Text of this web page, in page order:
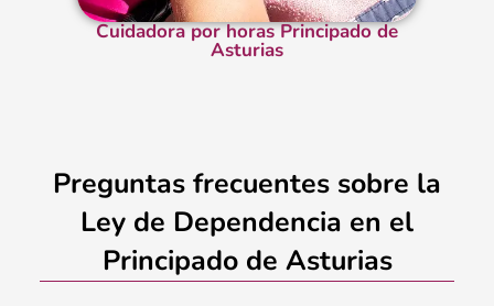
Cuidadora por horas Principado de
Asturias
Preguntas frecuentes sobre la
Ley de Dependencia en el
Principado de Asturias